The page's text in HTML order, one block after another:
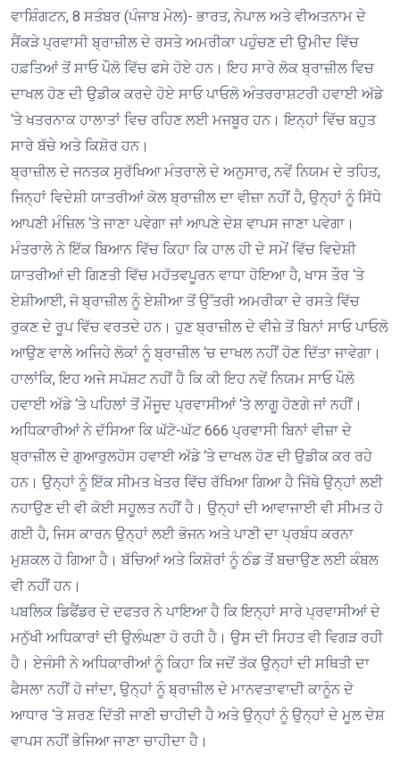
ਵਾਸ਼ਿੰਗਟਨ, 8 ਸਤੰਬਰ (ਪੰਜਾਬ ਮੇਲ)- ਭਾਰਤ, ਨੇਪਾਲ ਅਤੇ ਵੀਅਤਨਾਮ ਦੇ
ਸੈਂਕੜੇ ਪ੍ਰਵਾਸੀ ਬ੍ਰਾਜ਼ੀਲ ਦੇ ਰਸਤੇ ਅਮਰੀਕਾ ਪਹੁੰਚਣ ਦੀ ਉਮੀਦ ਵਿੱਚ
ਹਫ਼ਤਿਆਂ ਤੋਂ ਸਾਓ ਪੌਲੋ ਵਿੱਚ ਫਸੇ ਹੋਏ ਹਨ। ਇਹ ਸਾਰੇ ਲੋਕ ਬ੍ਰਾਜ਼ੀਲ ਵਿਚ
ਦਾਖਲ ਹੋਣ ਦੀ ਉਡੀਕ ਕਰਦੇ ਹੋਏ ਸਾਓ ਪਾਓਲੋ ਅੰਤਰਰਾਸ਼ਟਰੀ ਹਵਾਈ ਅੱਡੇ
‘ਤੇ ਖਤਰਨਾਕ ਹਾਲਾਤਾਂ ਵਿਚ ਰਹਿਣ ਲਈ ਮਜਬੂਰ ਹਨ। ਇਨ੍ਹਾਂ ਵਿੱਚ ਬਹੁਤ
ਸਾਰੇ ਬੱਚੇ ਅਤੇ ਕਿਸ਼ੋਰ ਹਨ।
ਬ੍ਰਾਜ਼ੀਲ ਦੇ ਜਨਤਕ ਸੁਰੱਖਿਆ ਮੰਤਰਾਲੇ ਦੇ ਅਨੁਸਾਰ, ਨਵੇਂ ਨਿਯਮ ਦੇ ਤਹਿਤ,
ਜਿਨ੍ਹਾਂ ਵਿਦੇਸ਼ੀ ਯਾਤਰੀਆਂ ਕੋਲ ਬ੍ਰਾਜ਼ੀਲ ਦਾ ਵੀਜ਼ਾ ਨਹੀਂ ਹੈ, ਉਨ੍ਹਾਂ ਨੂੰ ਸਿੱਧੇ
ਆਪਣੀ ਮੰਜ਼ਿਲ ‘ਤੇ ਜਾਣਾ ਪਵੇਗਾ ਜਾਂ ਆਪਣੇ ਦੇਸ਼ ਵਾਪਸ ਜਾਣਾ ਪਵੇਗਾ।
ਮੰਤਰਾਲੇ ਨੇ ਇੱਕ ਬਿਆਨ ਵਿੱਚ ਕਿਹਾ ਕਿ ਹਾਲ ਹੀ ਦੇ ਸਮੇਂ ਵਿੱਚ ਵਿਦੇਸ਼ੀ
ਯਾਤਰੀਆਂ ਦੀ ਗਿਣਤੀ ਵਿੱਚ ਮਹੱਤਵਪੂਰਨ ਵਾਧਾ ਹੋਇਆ ਹੈ, ਖਾਸ ਤੌਰ ‘ਤੇ
ਏਸ਼ੀਆਈ, ਜੋ ਬ੍ਰਾਜ਼ੀਲ ਨੂੰ ਏਸ਼ੀਆ ਤੋਂ ਉੱਤਰੀ ਅਮਰੀਕਾ ਦੇ ਰਸਤੇ ਵਿੱਚ
ਰੁਕਣ ਦੇ ਰੂਪ ਵਿੱਚ ਵਰਤਦੇ ਹਨ। ਹੁਣ ਬ੍ਰਾਜ਼ੀਲ ਦੇ ਵੀਜ਼ੇ ਤੋਂ ਬਿਨਾਂ ਸਾਓ ਪਾਓਲੋ
ਆਉਣ ਵਾਲੇ ਅਜਿਹੇ ਲੋਕਾਂ ਨੂੰ ਬ੍ਰਾਜ਼ੀਲ ‘ਚ ਦਾਖਲ ਨਹੀਂ ਹੋਣ ਦਿੱਤਾ ਜਾਵੇਗਾ।
ਹਾਲਾਂਕਿ, ਇਹ ਅਜੇ ਸਪੱਸ਼ਟ ਨਹੀਂ ਹੈ ਕਿ ਕੀ ਇਹ ਨਵੇਂ ਨਿਯਮ ਸਾਓ ਪੌਲੋ
ਹਵਾਈ ਅੱਡੇ ‘ਤੇ ਪਹਿਲਾਂ ਤੋਂ ਮੌਜੂਦ ਪ੍ਰਵਾਸੀਆਂ ‘ਤੇ ਲਾਗੂ ਹੋਣਗੇ ਜਾਂ ਨਹੀਂ।
ਅਧਿਕਾਰੀਆਂ ਨੇ ਦੱਸਿਆ ਕਿ ਘੱਟੋ-ਘੱਟ 666 ਪ੍ਰਵਾਸੀ ਬਿਨਾਂ ਵੀਜ਼ਾ ਦੇ
ਬ੍ਰਾਜ਼ੀਲ ਦੇ ਗੁਆਰੁਲਹੋਸ ਹਵਾਈ ਅੱਡੇ ‘ਤੇ ਦਾਖਲ ਹੋਣ ਦੀ ਉਡੀਕ ਕਰ ਰਹੇ
ਹਨ। ਉਨ੍ਹਾਂ ਨੂੰ ਇੱਕ ਸੀਮਤ ਖੇਤਰ ਵਿੱਚ ਰੱਖਿਆ ਗਿਆ ਹੈ ਜਿੱਥੇ ਉਨ੍ਹਾਂ ਲਈ
ਨਹਾਉਣ ਦੀ ਵੀ ਕੋਈ ਸਹੂਲਤ ਨਹੀਂ ਹੈ। ਉਨ੍ਹਾਂ ਦੀ ਆਵਾਜਾਈ ਵੀ ਸੀਮਤ ਹੋ
ਗਈ ਹੈ, ਜਿਸ ਕਾਰਨ ਉਨ੍ਹਾਂ ਲਈ ਭੋਜਨ ਅਤੇ ਪਾਣੀ ਦਾ ਪ੍ਰਬੰਧ ਕਰਨਾ
ਮੁਸ਼ਕਲ ਹੋ ਗਿਆ ਹੈ। ਬੱਚਿਆਂ ਅਤੇ ਕਿਸ਼ੋਰਾਂ ਨੂੰ ਠੰਡ ਤੋਂ ਬਚਾਉਣ ਲਈ ਕੰਬਲ
ਵੀ ਨਹੀਂ ਹਨ।
ਪਬਲਿਕ ਡਿਫੈਂਡਰ ਦੇ ਦਫਤਰ ਨੇ ਪਾਇਆ ਹੈ ਕਿ ਇਨ੍ਹਾਂ ਸਾਰੇ ਪ੍ਰਵਾਸੀਆਂ ਦੇ
ਮਨੁੱਖੀ ਅਧਿਕਾਰਾਂ ਦੀ ਉਲੰਘਣਾ ਹੋ ਰਹੀ ਹੈ। ਉਸ ਦੀ ਸਿਹਤ ਵੀ ਵਿਗੜ ਰਹੀ
ਹੈ। ਏਜੰਸੀ ਨੇ ਅਧਿਕਾਰੀਆਂ ਨੂੰ ਕਿਹਾ ਕਿ ਜਦੋਂ ਤੱਕ ਉਨ੍ਹਾਂ ਦੀ ਸਥਿਤੀ ਦਾ
ਫੈਸਲਾ ਨਹੀਂ ਹੋ ਜਾਂਦਾ, ਉਨ੍ਹਾਂ ਨੂੰ ਬ੍ਰਾਜ਼ੀਲ ਦੇ ਮਾਨਵਤਾਵਾਦੀ ਕਾਨੂੰਨ ਦੇ
ਆਧਾਰ ‘ਤੇ ਸ਼ਰਣ ਦਿੱਤੀ ਜਾਣੀ ਚਾਹੀਦੀ ਹੈ ਅਤੇ ਉਨ੍ਹਾਂ ਨੂੰ ਉਨ੍ਹਾਂ ਦੇ ਮੂਲ ਦੇਸ਼
ਵਾਪਸ ਨਹੀਂ ਭੇਜਿਆ ਜਾਣਾ ਚਾਹੀਦਾ ਹੈ।